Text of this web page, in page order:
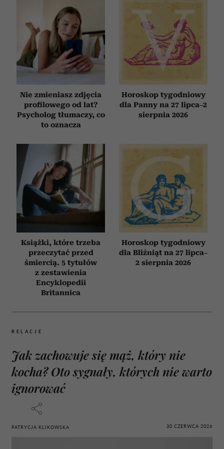
Nie zmieniasz zdjęcia
profilowego od lat?
Psycholog tłumaczy, co
to oznacza
Horoskop tygodniowy
dla Panny na 27 lipca–2
sierpnia 2026
Książki, które trzeba
przeczytać przed
śmiercią. 5 tytułów
z zestawienia
Encyklopedii
Britannica
Horoskop tygodniowy
dla Bliźniąt na 27 lipca–
2 sierpnia 2026
RELACJE
Jak zachowuje się mąż, który nie
kocha? Oto sygnały, których nie warto
ignorować
PATRYCJA KLIKOWSKA 30 CZERWCA 2026